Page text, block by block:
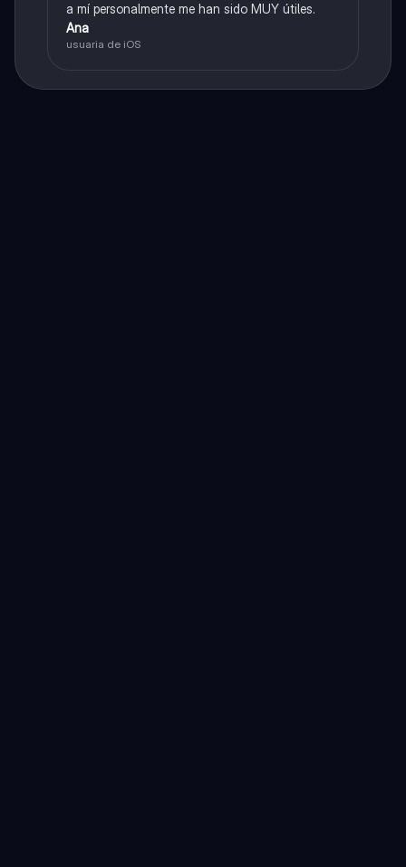
a mí personalmente me han sido MUY útiles.
Ana
usuaria de iOS